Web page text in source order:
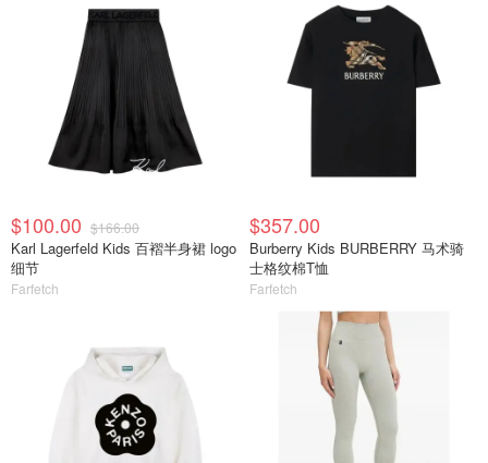
$100.00 $166.00
Karl Lagerfeld Kids 百褶半身裙 logo
细节
Farfetch
$357.00
Burberry Kids BURBERRY 马术骑
士格纹棉T恤
Farfetch